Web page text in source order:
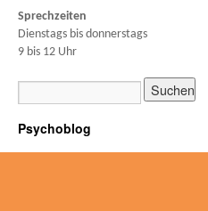
Sprechzeiten
Dienstags bis donnerstags
9 bis 12 Uhr
Psychoblog